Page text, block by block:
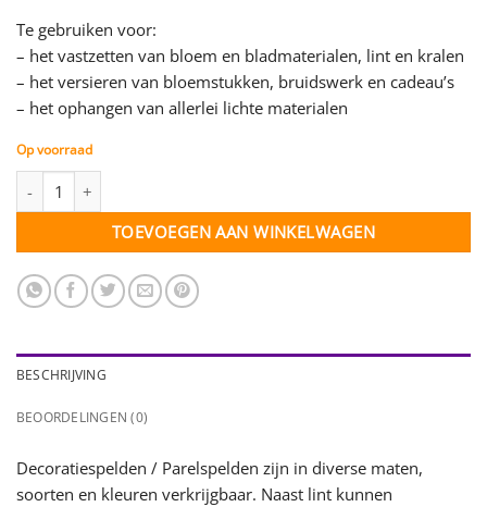
Te gebruiken voor:
– het vastzetten van bloem en bladmaterialen, lint en kralen
– het versieren van bloemstukken, bruidswerk en cadeau’s
– het ophangen van allerlei lichte materialen
Op voorraad
TOEVOEGEN AAN WINKELWAGEN
BESCHRIJVING
BEOORDELINGEN (0)
Decoratiespelden / Parelspelden zijn in diverse maten,
soorten en kleuren verkrijgbaar. Naast lint kunnen